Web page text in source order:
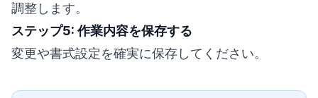
調整します。
ステップ5: 作業内容を保存する
変更や書式設定を確実に保存してください。